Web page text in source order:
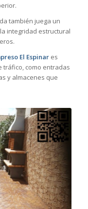
también juega un
integridad estructural
El Espinares
tráfico, como entradas
y almacenes que